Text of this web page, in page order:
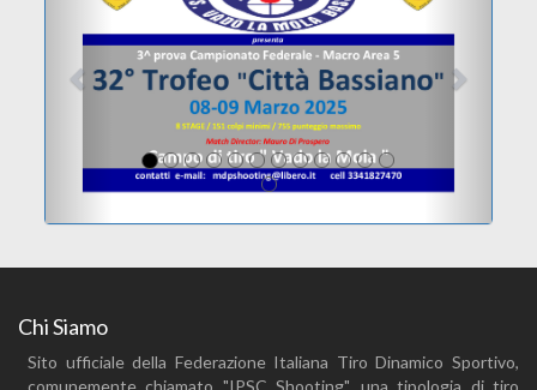
Chi Siamo
Sito ufficiale della Federazione Italiana Tiro Dinamico Sportivo,
comunemente chiamato "IPSC Shooting", una tipologia di tiro